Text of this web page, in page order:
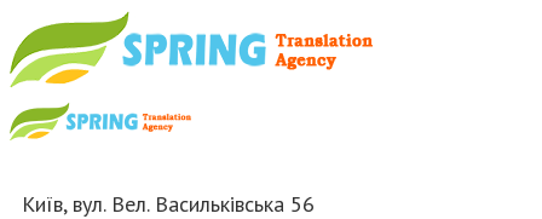
Київ, вул. Вел. Васильківська 56